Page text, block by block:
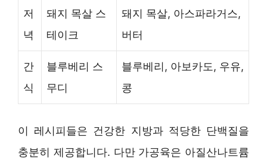
저
녁
돼지 목살 스
테이크
돼지 목살, 아스파라거스,
버터
간
식
블루베리 스
무디
블루베리, 아보카도, 우유,
콩
이 레시피들은 건강한 지방과 적당한 단백질을
충분히 제공합니다. 다만 가공육은 아질산나트륨